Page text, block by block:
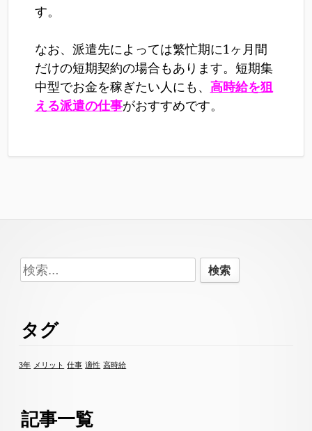
す。
なお、派遣先によっては繁忙期に1ヶ月間
だけの短期契約の場合もあります。短期集
中型でお金を稼ぎたい人にも、 高時給を狙
える派遣の仕事がおすすめです。
Footer
Content
検
索:
タグ
3年 メリット 仕事 適性 高時給
記事一覧